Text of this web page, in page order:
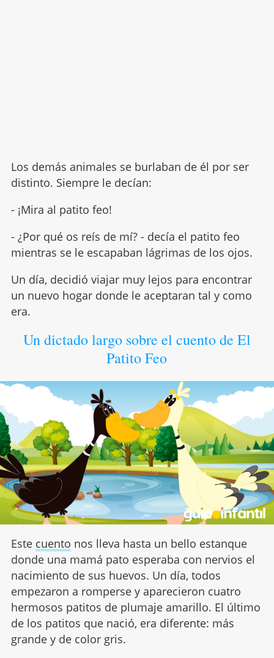
Los demás animales se burlaban de él por ser
distinto. Siempre le decían:
- ¡Mira al patito feo!
- ¿Por qué os reís de mí? - decía el patito feo
mientras se le escapaban lágrimas de los ojos.
Un día, decidió viajar muy lejos para encontrar
un nuevo hogar donde le aceptaran tal y como
era.
Un dictado largo sobre el cuento de El
Patito Feo
Este cuento nos lleva hasta un bello estanque
donde una mamá pato esperaba con nervios el
nacimiento de sus huevos. Un día, todos
empezaron a romperse y aparecieron cuatro
hermosos patitos de plumaje amarillo. El último
de los patitos que nació, era diferente: más
grande y de color gris.